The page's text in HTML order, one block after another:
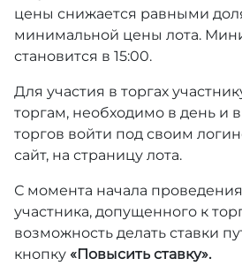
цены снижается равными
минимальной цены лота.
становится в 15:00.
Для участия в торгах
торгам, необходимо в день и
торгов войти под своим
сайт, на страницу лота.
С момента начала
участника, допущенного к
возможность делать ставки
кнопку «Повысить ставку».